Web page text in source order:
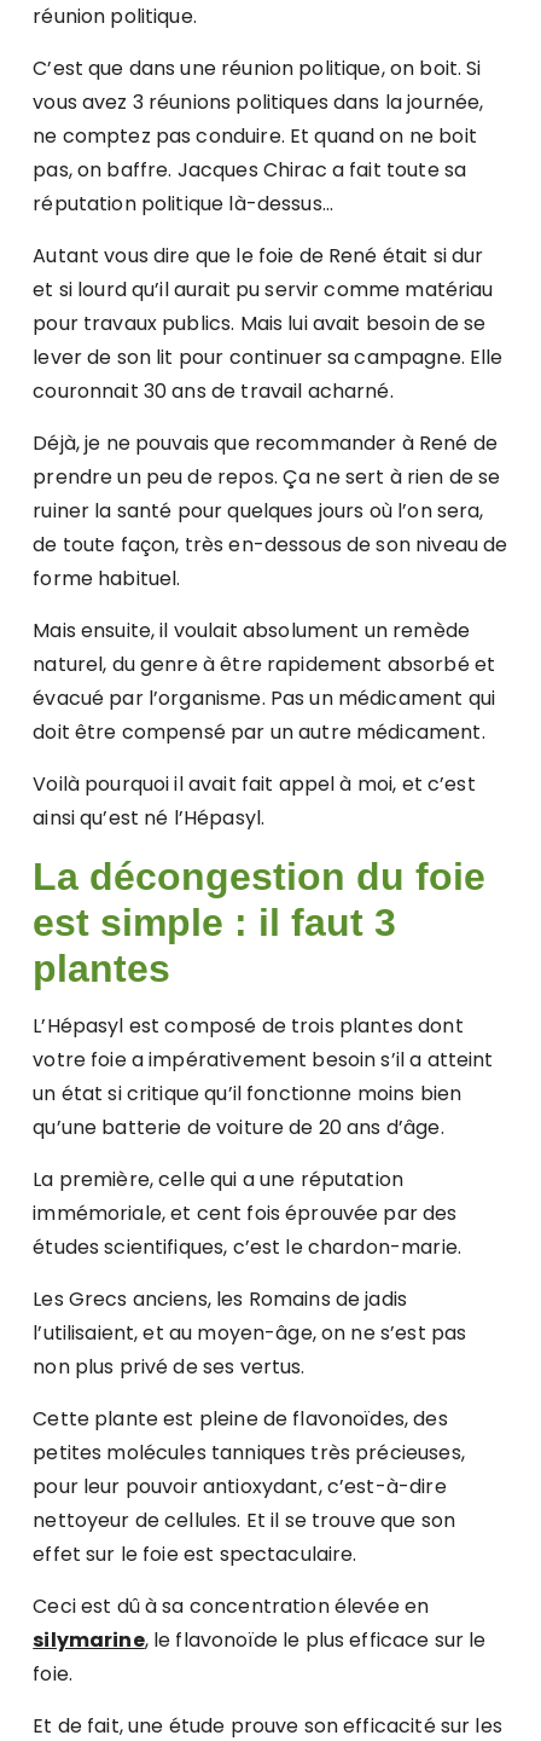
réunion politique.
C’est que dans une réunion politique, on boit. Si
vous avez 3 réunions politiques dans la journée,
ne comptez pas conduire. Et quand on ne boit
pas, on baffre. Jacques Chirac a fait toute sa
réputation politique là-dessus…
Autant vous dire que le foie de René était si dur
et si lourd qu’il aurait pu servir comme matériau
pour travaux publics. Mais lui avait besoin de se
lever de son lit pour continuer sa campagne. Elle
couronnait 30 ans de travail acharné.
Déjà, je ne pouvais que recommander à René de
prendre un peu de repos. Ça ne sert à rien de se
ruiner la santé pour quelques jours où l’on sera,
de toute façon, très en-dessous de son niveau de
forme habituel.
Mais ensuite, il voulait absolument un remède
naturel, du genre à être rapidement absorbé et
évacué par l’organisme. Pas un médicament qui
doit être compensé par un autre médicament.
Voilà pourquoi il avait fait appel à moi, et c’est
ainsi qu’est né l’Hépasyl.
La décongestion du foie
est simple : il faut 3
plantes
L’Hépasyl est composé de trois plantes dont
votre foie a impérativement besoin s’il a atteint
un état si critique qu’il fonctionne moins bien
qu’une batterie de voiture de 20 ans d’âge.
La première, celle qui a une réputation
immémoriale, et cent fois éprouvée par des
études scientifiques, c’est le chardon-marie.
Les Grecs anciens, les Romains de jadis
l’utilisaient, et au moyen-âge, on ne s’est pas
non plus privé de ses vertus.
Cette plante est pleine de flavonoïdes, des
petites molécules tanniques très précieuses,
pour leur pouvoir antioxydant, c’est-à-dire
nettoyeur de cellules. Et il se trouve que son
effet sur le foie est spectaculaire.
Ceci est dû à sa concentration élevée en
silymarine, le flavonoïde le plus efficace sur le
foie.
Et de fait, une étude prouve son efficacité sur les